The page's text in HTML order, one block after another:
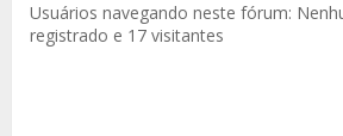
Usuários navegando neste fórum:
registrado e 17 visitantes